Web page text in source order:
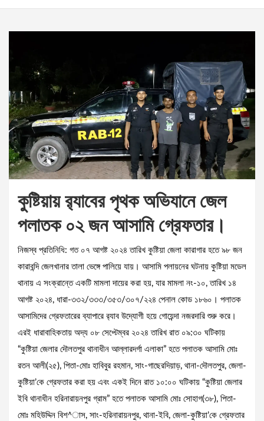
কুষ্টিয়ায় র‌্যাবের পৃথক অভিযানে জেল
পলাতক ০২ জন আসামি গ্রেফতার।
নিজস্ব প্রতিনিধি: গত ০৭ আগষ্ট ২০২৪ তারিখ কুষ্টিয়া জেলা কারাগার হতে ৯৮ জন
কারাবন্দি জেলখানার তালা ভেঙ্গে পালিয়ে যায়। আসামি পলায়নের ঘটনায় কুষ্টিয়া মডেল
থানায় এ সংক্রান্তে একটি মামলা দায়ের করা হয়, যার মামলা নং-১০, তারিখ ১৪
আগষ্ট ২০২৪, ধারা-৩৩২/৩৩৩/৩৫৩/৩০৭/২২৪ পেনাল কোড ১৮৬০। পলাতক
আসামিদের গ্রেফতারের ব্যাপারে র‌্যাব উদ্যোগী হয়ে গোয়েন্দা নজরদারি শুরু করে।
এরই ধারাবাহিকতায় অদ্য ০৮ সেপ্টেম্বর ২০২৪ তারিখ রাত ০৯:৩০ ঘটিকায়
“কুষ্টিয়া জেলার দৌলতপুর থানাধীন আল্লারদর্গা এলাকা” হতে পলাতক আসামি মোঃ
রতন আলী(২৫), পিতা-মোঃ হাবিবুর রহমান, সাং-গাছেরদিয়াড়, থানা-দৌলতপুর, জেলা-
কুষ্টিয়া’কে গ্রেফতার করা হয় এবং একই দিনে রাত ১০:০০ ঘটিকায় “কুষ্টিয়া জেলার
ইবি থানাধীন হরিনারায়নপুর গ্রাম” হতে পলাতক আসামি মোঃ সোহাগ(৩৮), পিতা-
মোঃ মহিউদ্দিন বিশ^াস, সাং-হরিনারায়নপুর, থানা-ইবি, জেলা-কুষ্টিয়া’কে গ্রেফতার